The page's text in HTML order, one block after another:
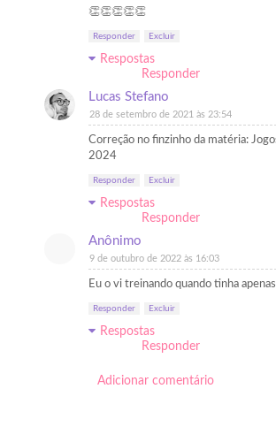
👏👏👏👏👏
Responder Excluir
Respostas
Responder
Lucas Stefano
28 de setembro de 2021 às 23:54
Correção no finzinho da matéria:
2024
Responder Excluir
Respostas
Responder
Anônimo
9 de outubro de 2022 às 16:03
Eu o vi treinando quando tinha
Responder Excluir
Respostas
Responder
Adicionar comentário